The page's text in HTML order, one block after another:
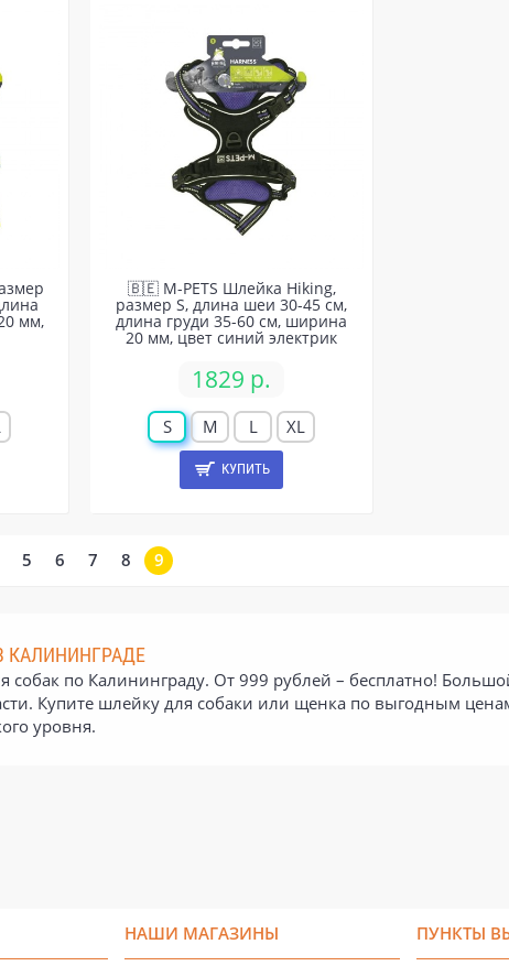
мм,
🇧🇪 M-PETS Шлейка Hiking,
размер S, длина шеи 30-45 см,
длина груди 35-60 см, ширина
20 мм, цвет синий электрик
1829 р.
S M L XL
КУПИТЬ
5 6 7 8 9
КАЛИНИНГРАДЕ
собак по Калининграду. От 999 рублей – бесплатно!
Купите шлейку для собаки или щенка по выгодным
уровня.
НАШИ МАГАЗИНЫ ПУНКТЫ